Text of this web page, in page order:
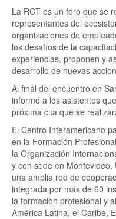
La RCT es un foro que se
representantes del
organizaciones de
los desafíos de la
experiencias, proponen y
desarrollo de nuevas
Al final del encuentro en
informó a los asistentes
próxima cita que se
El Centro Interamericano
en la Formación
la Organización
y con sede en
una amplia red de
integrada por más de 60
la formación profesional y
América Latina, el Caribe,